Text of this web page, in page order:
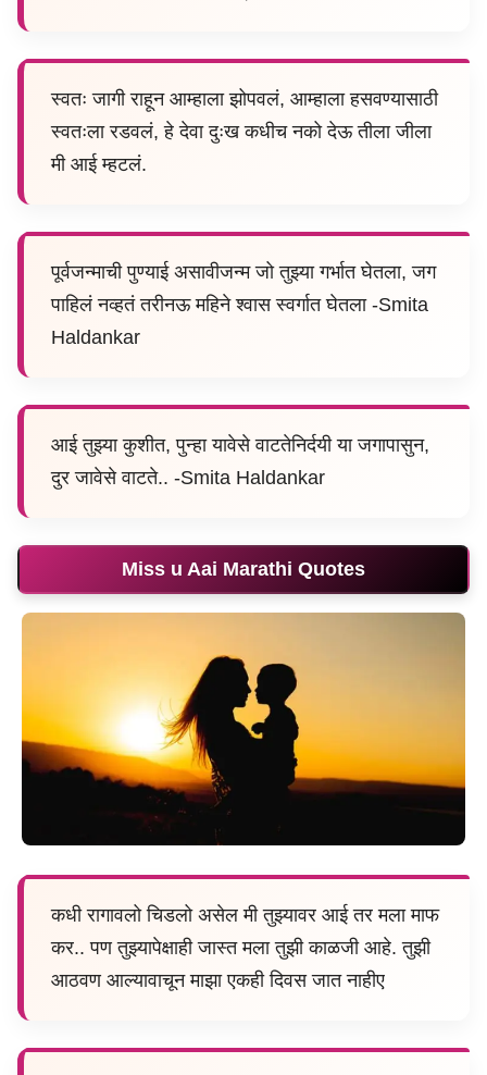
स्वतः जागी राहून आम्हाला झोपवलं, आम्हाला हसवण्यासाठी
स्वतःला रडवलं, हे देवा दुःख कधीच नको देऊ तीला जीला
मी आई म्हटलं.
पूर्वजन्माची पुण्याई असावीजन्म जो तुझ्या गर्भात घेतला, जग
पाहिलं नव्हतं तरीनऊ महिने श्वास स्वर्गात घेतला -Smita
Haldankar
आई तुझ्या कुशीत, पुन्हा यावेसे वाटतेनिर्दयी या जगापासुन,
दुर जावेसे वाटते.. -Smita Haldankar
Miss u Aai Marathi Quotes
कधी रागावलो चिडलो असेल मी तुझ्यावर आई तर मला माफ
कर.. पण तुझ्यापेक्षाही जास्त मला तुझी काळजी आहे. तुझी
आठवण आल्यावाचून माझा एकही दिवस जात नाहीए